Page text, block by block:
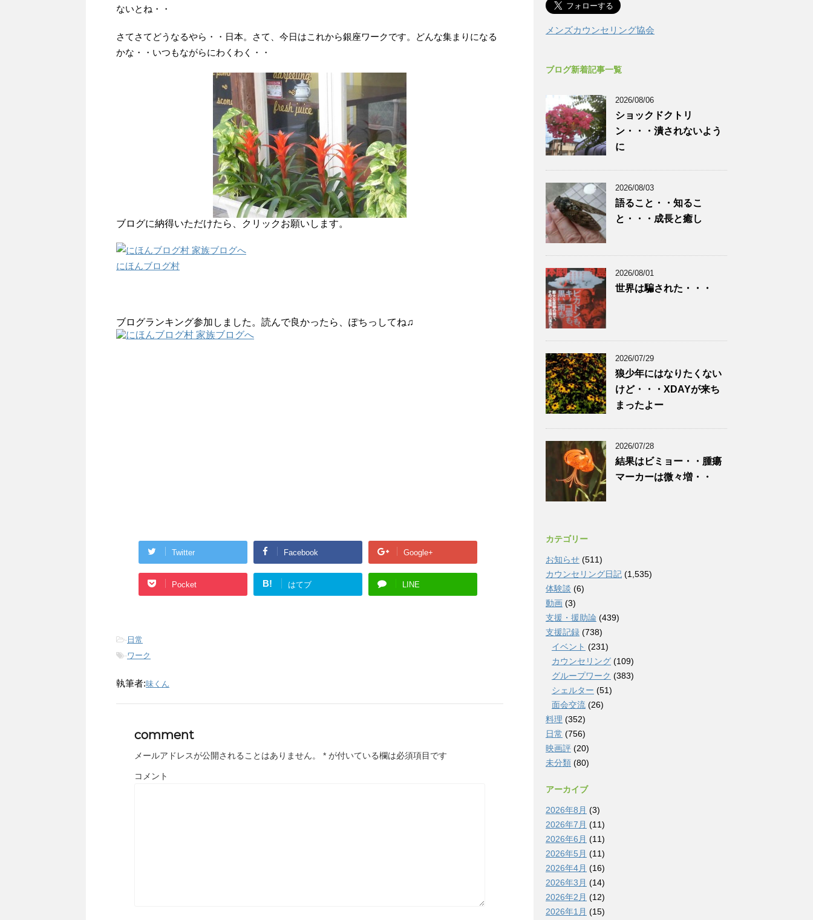
ないとね・・
さてさてどうなるやら・・日本。さて、今日はこれから銀座ワークです。どんな集まりになる
かな・・いつもながらにわくわく・・
ブログに納得いただけたら、クリックお願いします。
にほんブログ村
ブログランキング参加しました。読んで良かったら、ぽちっしてね♫
Twitter Facebook Google+
Pocket B! はてブ LINE
- 日常
-ワーク
執筆者:味くん
comment
メールアドレスが公開されることはありません。 * が付いている欄は必須項目です
コメント
メンズカウンセリング協会
ブログ新着記事一覧
2026/08/06
ショックドクトリ
ン・・・潰されないよう
に
2026/08/03
語ること・・知るこ
と・・・成長と癒し
2026/08/01
世界は騙された・・・
2026/07/29
狼少年にはなりたくない
けど・・・XDAYが来ち
まったよー
2026/07/28
結果はビミョー・・腫瘍
マーカーは微々増・・
カテゴリー
お知らせ (511)
カウンセリング日記 (1,535)
体験談 (6)
動画 (3)
支援・援助論 (439)
支援記録 (738)
イベント (231)
カウンセリング (109)
グループワーク (383)
シェルター (51)
面会交流 (26)
料理 (352)
日常 (756)
映画評 (20)
未分類 (80)
アーカイブ
2026年8月 (3)
2026年7月 (11)
2026年6月 (11)
2026年5月 (11)
2026年4月 (16)
2026年3月 (14)
2026年2月 (12)
2026年1月 (15)